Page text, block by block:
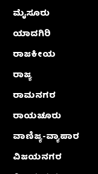
ಮೈಸೂರು
ಯಾದಗಿರಿ
ರಾಜಕೀಯ
ರಾಜ್ಯ
ರಾಮನಗರ
ರಾಯಚೂರು
ವಾಣಿಜ್ಯ-ವ್ಯಾಪಾರ
ವಿಜಯನಗರ